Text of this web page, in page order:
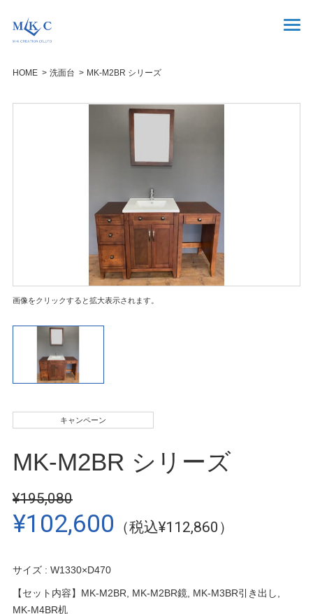
HOME 洗面台 MK-M2BR シリーズ
画像をクリックすると拡大表示されます。
キャンペーン
MK-M2BR シリーズ
¥195,080
¥102,600 （税込¥112,860）
サイズ : W1330×D470
【セット内容】MK-M2BR, MK-M2BR鏡, MK-M3BR引き出し,
MK-M4BR机